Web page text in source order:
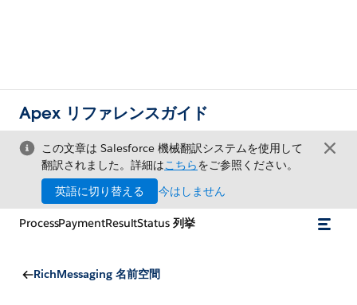
Apex リファレンスガイド
この文章は Salesforce 機械翻訳システムを使用して
翻訳されました。詳細はこちらをご参照ください。
英語に切り替える
今はしません
ProcessPaymentResultStatus 列挙
RichMessaging 名前空間